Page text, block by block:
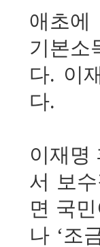
애초에
기본소
다. 이
다.
이재명
서 보
면 국
나 ‘조